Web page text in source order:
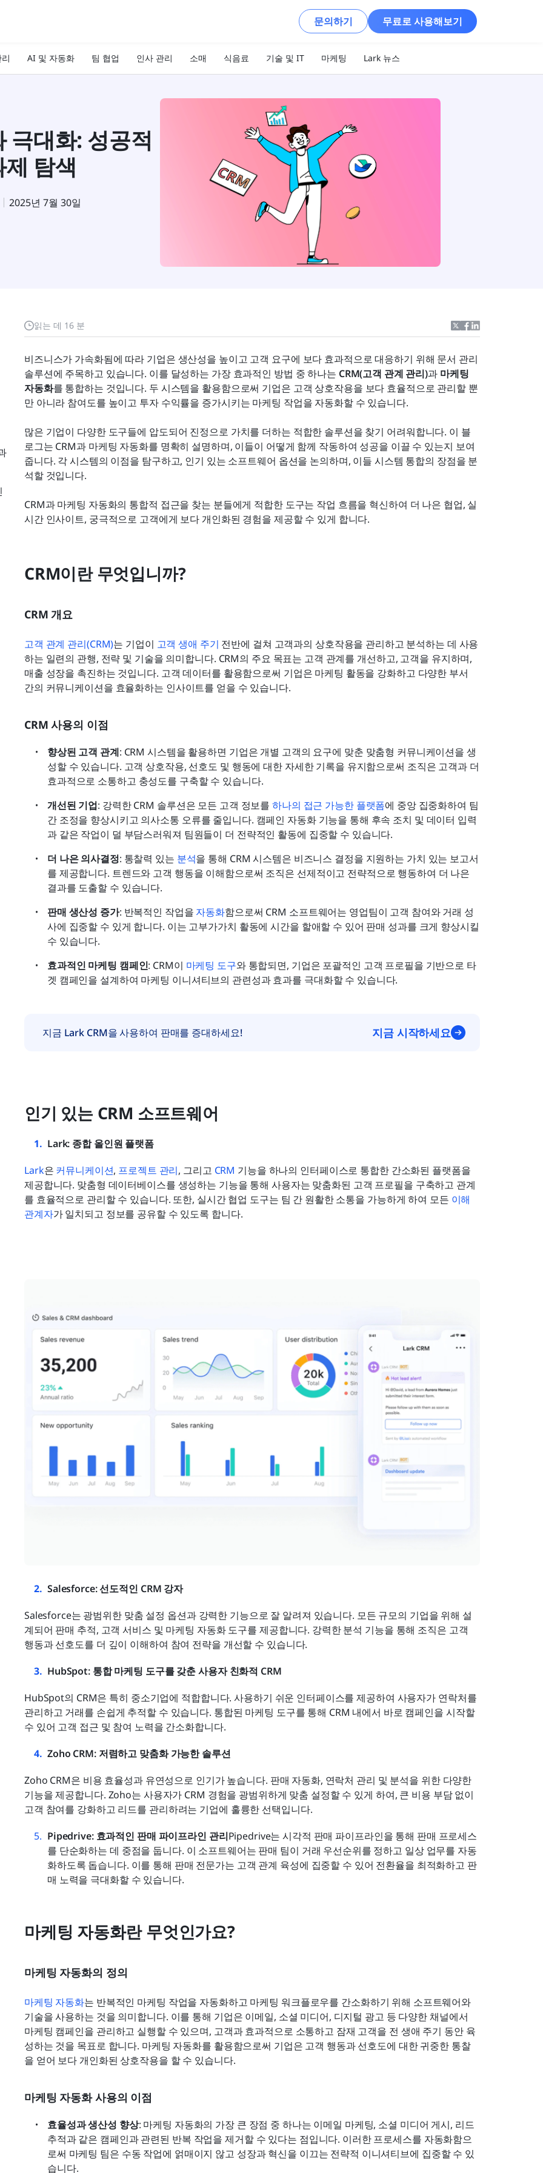
문의하기 무료로 사용해보기
AI 및 자동화 팀 협업 인사 관리 소매 식음료 기술 및 IT 마케팅 Lark 뉴스
극대화: 성공적
탐색
2025년 7월 30일
읽는 데 16 분
비즈니스가 가속화됨에 따라 기업은 생산성을 높이고 고객 요구에 보다 효과적으로 대응하기 위해 문서 관리
솔루션에 주목하고 있습니다. 이를 달성하는 가장 효과적인 방법 중 하나는 CRM(고객 관계 관리)과 마케팅
자동화를 통합하는 것입니다. 두 시스템을 활용함으로써 기업은 고객 상호작용을 보다 효율적으로 관리할 뿐
만 아니라 참여도를 높이고 투자 수익률을 증가시키는 마케팅 작업을 자동화할 수 있습니다.
많은 기업이 다양한 도구들에 압도되어 진정으로 가치를 더하는 적합한 솔루션을 찾기 어려워합니다. 이 블
로그는 CRM과 마케팅 자동화를 명확히 설명하며, 이들이 어떻게 함께 작동하여 성공을 이끌 수 있는지 보여
줍니다. 각 시스템의 이점을 탐구하고, 인기 있는 소프트웨어 옵션을 논의하며, 이들 시스템 통합의 장점을 분
석할 것입니다.
CRM과 마케팅 자동화의 통합적 접근을 찾는 분들에게 적합한 도구는 작업 흐름을 혁신하여 더 나은 협업, 실
시간 인사이트, 궁극적으로 고객에게 보다 개인화된 경험을 제공할 수 있게 합니다.
CRM이란 무엇입니까?
CRM 개요
고객 관계 관리(CRM)는 기업이 고객 생애 주기 전반에 걸쳐 고객과의 상호작용을 관리하고 분석하는 데 사용
하는 일련의 관행, 전략 및 기술을 의미합니다. CRM의 주요 목표는 고객 관계를 개선하고, 고객을 유지하며,
매출 성장을 촉진하는 것입니다. 고객 데이터를 활용함으로써 기업은 마케팅 활동을 강화하고 다양한 부서
간의 커뮤니케이션을 효율화하는 인사이트를 얻을 수 있습니다.
CRM 사용의 이점
향상된 고객 관계: CRM 시스템을 활용하면 기업은 개별 고객의 요구에 맞춘 맞춤형 커뮤니케이션을 생
성할 수 있습니다. 고객 상호작용, 선호도 및 행동에 대한 자세한 기록을 유지함으로써 조직은 고객과 더
효과적으로 소통하고 충성도를 구축할 수 있습니다.
개선된 기업: 강력한 CRM 솔루션은 모든 고객 정보를 하나의 접근 가능한 플랫폼에 중앙 집중화하여 팀
간 조정을 향상시키고 의사소통 오류를 줄입니다. 캠페인 자동화 기능을 통해 후속 조치 및 데이터 입력
과 같은 작업이 덜 부담스러워져 팀원들이 더 전략적인 활동에 집중할 수 있습니다.
더 나은 의사결정: 통찰력 있는 분석을 통해 CRM 시스템은 비즈니스 결정을 지원하는 가치 있는 보고서
를 제공합니다. 트렌드와 고객 행동을 이해함으로써 조직은 선제적이고 전략적으로 행동하여 더 나은
결과를 도출할 수 있습니다.
판매 생산성 증가: 반복적인 작업을 자동화함으로써 CRM 소프트웨어는 영업팀이 고객 참여와 거래 성
사에 집중할 수 있게 합니다. 이는 고부가가치 활동에 시간을 할애할 수 있어 판매 성과를 크게 향상시킬
수 있습니다.
효과적인 마케팅 캠페인: CRM이 마케팅 도구와 통합되면, 기업은 포괄적인 고객 프로필을 기반으로 타
겟 캠페인을 설계하여 마케팅 이니셔티브의 관련성과 효과를 극대화할 수 있습니다.
지금 Lark CRM을 사용하여 판매를 증대하세요! 지금 시작하세요
인기 있는 CRM 소프트웨어
Lark: 종합 올인원 플랫폼
Lark은 커뮤니케이션, 프로젝트 관리, 그리고 CRM 기능을 하나의 인터페이스로 통합한 간소화된 플랫폼을
제공합니다. 맞춤형 데이터베이스를 생성하는 기능을 통해 사용자는 맞춤화된 고객 프로필을 구축하고 관계
를 효율적으로 관리할 수 있습니다. 또한, 실시간 협업 도구는 팀 간 원활한 소통을 가능하게 하여 모든 이해
관계자가 일치되고 정보를 공유할 수 있도록 합니다.
Salesforce: 선도적인 CRM 강자
Salesforce는 광범위한 맞춤 설정 옵션과 강력한 기능으로 잘 알려져 있습니다. 모든 규모의 기업을 위해 설
계되어 판매 추적, 고객 서비스 및 마케팅 자동화 도구를 제공합니다. 강력한 분석 기능을 통해 조직은 고객
행동과 선호도를 더 깊이 이해하여 참여 전략을 개선할 수 있습니다.
HubSpot: 통합 마케팅 도구를 갖춘 사용자 친화적 CRM
HubSpot의 CRM은 특히 중소기업에 적합합니다. 사용하기 쉬운 인터페이스를 제공하여 사용자가 연락처를
관리하고 거래를 손쉽게 추적할 수 있습니다. 통합된 마케팅 도구를 통해 CRM 내에서 바로 캠페인을 시작할
수 있어 고객 접근 및 참여 노력을 간소화합니다.
Zoho CRM: 저렴하고 맞춤화 가능한 솔루션
Zoho CRM은 비용 효율성과 유연성으로 인기가 높습니다. 판매 자동화, 연락처 관리 및 분석을 위한 다양한
기능을 제공합니다. Zoho는 사용자가 CRM 경험을 광범위하게 맞춤 설정할 수 있게 하여, 큰 비용 부담 없이
고객 참여를 강화하고 리드를 관리하려는 기업에 훌륭한 선택입니다.
Pipedrive: 효과적인 판매 파이프라인 관리Pipedrive는 시각적 판매 파이프라인을 통해 판매 프로세스
를 단순화하는 데 중점을 둡니다. 이 소프트웨어는 판매 팀이 거래 우선순위를 정하고 일상 업무를 자동
화하도록 돕습니다. 이를 통해 판매 전문가는 고객 관계 육성에 집중할 수 있어 전환율을 최적화하고 판
매 노력을 극대화할 수 있습니다.
마케팅 자동화란 무엇인가요?
마케팅 자동화의 정의
마케팅 자동화는 반복적인 마케팅 작업을 자동화하고 마케팅 워크플로우를 간소화하기 위해 소프트웨어와
기술을 사용하는 것을 의미합니다. 이를 통해 기업은 이메일, 소셜 미디어, 디지털 광고 등 다양한 채널에서
마케팅 캠페인을 관리하고 실행할 수 있으며, 고객과 효과적으로 소통하고 잠재 고객을 전 생애 주기 동안 육
성하는 것을 목표로 합니다. 마케팅 자동화를 활용함으로써 기업은 고객 행동과 선호도에 대한 귀중한 통찰
을 얻어 보다 개인화된 상호작용을 할 수 있습니다.
마케팅 자동화 사용의 이점
효율성과 생산성 향상: 마케팅 자동화의 가장 큰 장점 중 하나는 이메일 마케팅, 소셜 미디어 게시, 리드
추적과 같은 캠페인과 관련된 반복 작업을 제거할 수 있다는 점입니다. 이러한 프로세스를 자동화함으
로써 마케팅 팀은 수동 작업에 얽매이지 않고 성장과 혁신을 이끄는 전략적 이니셔티브에 집중할 수 있
습니다.